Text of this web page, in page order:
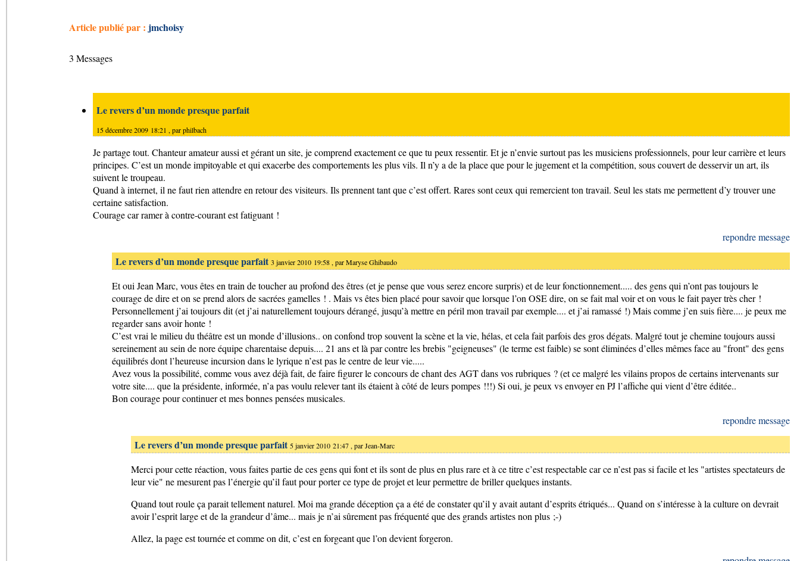
Article publié par : jmchoisy
3 Messages
Le revers d’un monde presque parfait
15 décembre 2009 18:21 , parphilbach
Je partage tout. Chanteur amateur aussi et gérant un site, je comprend exactement ce que tu peux ressentir. Et je n’envie surtout pas les musiciens professionnels, pour leur carrière et leurs
principes. C’est un monde impitoyable et qui exacerbe des comportements les plus vils. Il n’y a de la place que pour le jugement et la compétition, sous couvert de desservir un art, ils
suivent le troupeau.
Quand à internet, il ne faut rien attendre en retour des visiteurs. Ils prennent tant que c’est offert. Rares sont ceux qui remercient ton travail. Seul les stats me permettent d’y trouver une
certaine satisfaction.
Courage car ramer à contre-courant est fatiguant !
repondre message
Le revers d’un monde presque parfait 3 janvier 2010 19:58 , parMaryse Ghibaudo
Et oui Jean Marc, vous êtes en train de toucher au profond des êtres (et je pense que vous serez encore surpris) et de leur fonctionnement..... des gens qui n’ont pas toujours le
courage de dire et on se prend alors de sacrées gamelles ! . Mais vs êtes bien placé pour savoir que lorsque l’on OSE dire, on se fait mal voir et on vous le fait payer très cher !
Personnellement j’ai toujours dit (et j’ai naturellement toujours dérangé, jusqu’à mettre en péril mon travail par exemple.... et j’ai ramassé !) Mais comme j’en suis fière.... je peux me
regarder sans avoir honte !
C’est vrai le milieu du théâtre est un monde d’illusions.. on confond trop souvent la scène et la vie, hélas, et cela fait parfois des gros dégats. Malgré tout je chemine toujours aussi
sereinement au sein de nore équipe charentaise depuis.... 21 ans et là par contre les brebis "geigneuses" (le terme est faible) se sont éliminées d’elles mêmes face au "front" des gens
équilibrés dont l’heureuse incursion dans le lyrique n’est pas le centre de leur vie.....
Avez vous la possibilité, comme vous avez déjà fait, de faire figurer le concours de chant des AGT dans vos rubriques ? (et ce malgré les vilains propos de certains intervenants sur
votre site.... que la présidente, informée, n’a pas voulu relever tant ils étaient à côté de leurs pompes !!!) Si oui, je peux vs envoyer en PJ l’affiche qui vient d’être éditée..
Bon courage pour continuer et mes bonnes pensées musicales.
repondre message
Le revers d’un monde presque parfait 5 janvier 2010 21:47 , parJean-Marc
Merci pour cette réaction, vous faites partie de ces gens qui font et ils sont de plus en plus rare et à ce titre c’est respectable car ce n’est pas si facile et les "artistes spectateurs de
leur vie" ne mesurent pas l’énergie qu’il faut pour porter ce type de projet et leur permettre de briller quelques instants.
Quand tout roule ça parait tellement naturel. Moi ma grande déception ça a été de constater qu’il y avait autant d’esprits étriqués... Quand on s’intéresse à la culture on devrait
avoir l’esprit large et de la grandeur d’âme... mais je n’ai sûrement pas fréquenté que des grands artistes non plus ;-)
Allez, la page est tournée et comme on dit, c’est en forgeant que l’on devient forgeron.